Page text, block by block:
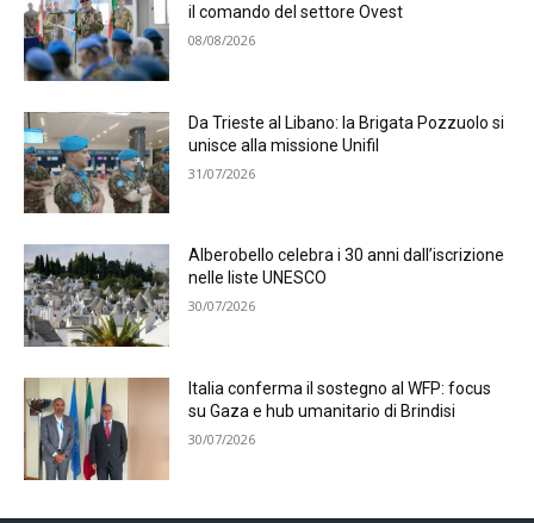
il comando del settore Ovest
08/08/2026
Da Trieste al Libano: la Brigata Pozzuolo si
unisce alla missione Unifil
31/07/2026
Alberobello celebra i 30 anni dall’iscrizione
nelle liste UNESCO
30/07/2026
Italia conferma il sostegno al WFP: focus
su Gaza e hub umanitario di Brindisi
30/07/2026